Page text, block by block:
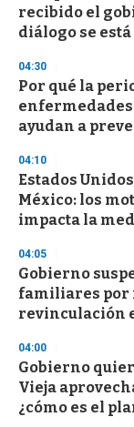
c
o
d
s
recibido el
diálogo se
04:30
Por qué la
ayudan a
04:10
Estados
México: los
impacta la
04:05
Gobierno
familiares por
revinculación
04:00
Gobierno
Vieja
¿cómo es el